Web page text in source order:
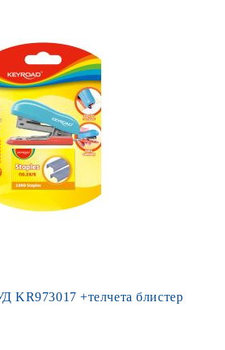
KR973017 +телчета блистер